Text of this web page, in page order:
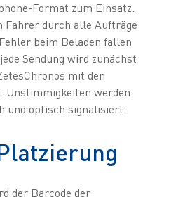
Format zum Einsatz.
Fahrer durch alle Aufträge
beim Beladen fallen
Sendung wird zunächst
mit den
Unstimmigkeiten werden
und optisch signalisiert.
der Barcode der